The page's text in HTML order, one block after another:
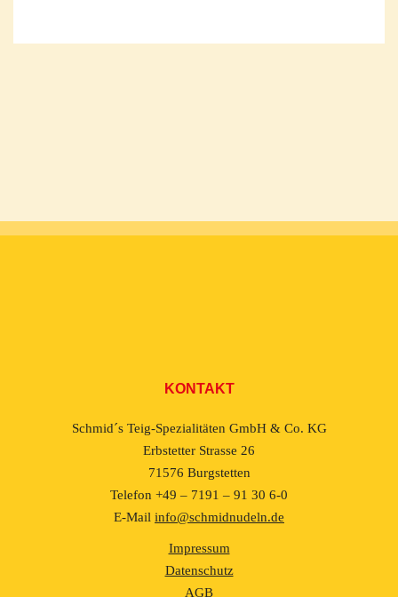
KONTAKT
Schmid´s Teig-Spezialitäten GmbH & Co. KG
Erbstetter Strasse 26
71576 Burgstetten
Telefon +49 – 7191 – 91 30 6-0
E-Mail info@schmidnudeln.de
Impressum
Datenschutz
AGB